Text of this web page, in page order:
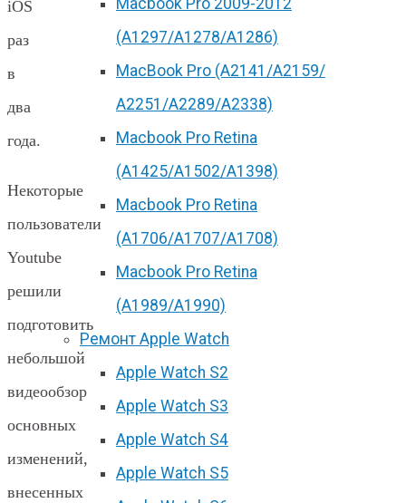
(A1297/A1278/A1286)
MacBook Pro (А2141/А2159/
А2251/A2289/A2338)
Macbook Pro Retina
(А1425/A1502/A1398)
Macbook Pro Retina
(А1706/A1707/A1708)
Macbook Pro Retina
(А1989/A1990)
Ремонт Apple Watch
Apple Watch S2
Apple Watch S3
Apple Watch S4
Apple Watch S5
iOS
раз
в
два
года.
Некоторые
пользователи
Youtube
решили
подготовить
небольшой
видеообзор
основных
изменений,
внесенных